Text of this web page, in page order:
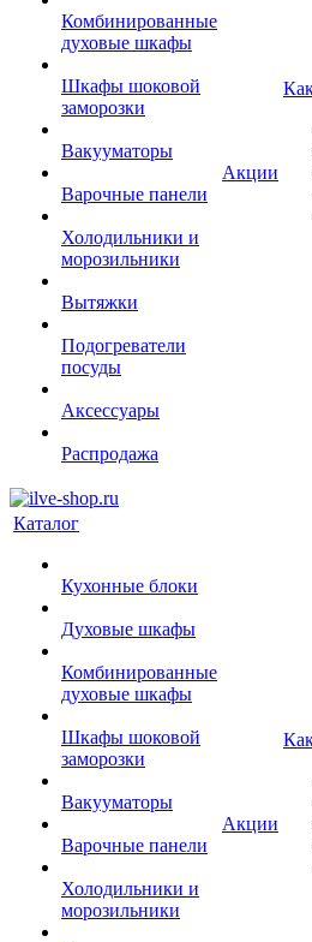
Комбинированные
духовые шкафы
Шкафы шоковой
заморозки
Вакууматоры
Варочные панели
Холодильники и
морозильники
Вытяжки
Подогреватели
посуды
Аксессуары
Распродажа
Акции
Каталог
Кухонные блоки
Духовые шкафы
Комбинированные
духовые шкафы
Шкафы шоковой
заморозки
Вакууматоры
Варочные панели
Холодильники и
морозильники
Акции